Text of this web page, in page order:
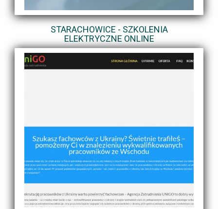
STARACHOWICE - SZKOLENIA
ELEKTRYCZNE ONLINE